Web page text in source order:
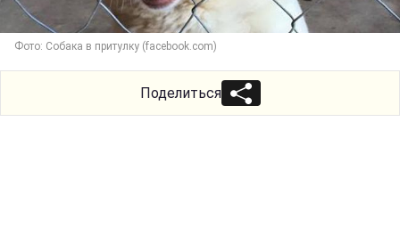
Фото: Собака в притулку (facebook.com)
Поделиться